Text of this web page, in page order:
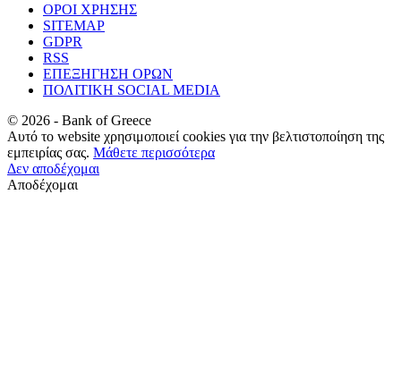
ΟΡΟΙ ΧΡΗΣΗΣ
SITEMAP
GDPR
RSS
ΕΠΕΞΗΓΗΣΗ ΟΡΩΝ
ΠΟΛΙΤΙΚΗ SOCIAL MEDIA
© 2026 - Bank of Greece
Αυτό το website χρησιμοποιεί cookies για την βελτιστοποίηση της
εμπειρίας σας. Μάθετε περισσότερα
Δεν αποδέχομαι
Αποδέχομαι